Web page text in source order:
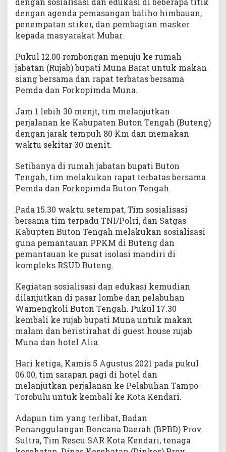
dengan agenda pemasangan baliho himbauan,
penempatan stiker, dan pembagian masker
kepada masyarakat Mubar.
Pukul 12.00 rombongan menuju ke rumah
jabatan (Rujab) bupati Muna Barat untuk makan
siang bersama dan rapat terbatas bersama
Pemda dan Forkopimda Muna.
Jam 1 lebih 30 menjt, tim melanjutkan
perjalanan ke Kabupaten Buton Tengah (Buteng)
dengan jarak tempuh 80 Km dan memakan
waktu sekitar 30 menit.
Setibanya di rumah jabatan bupati Buton
Tengah, tim melakukan rapat terbatas bersama
Pemda dan Forkopimda Buton Tengah.
Pada 15.30 waktu setempat, Tim sosialisasi
bersama tim terpadu TNI/Polri, dan Satgas
Kabupten Buton Tengah melakukan sosialisasi
guna pemantauan PPKM di Buteng dan
pemantauan ke pusat isolasi mandiri di
kompleks RSUD Buteng.
Kegiatan sosialisasi dan edukasi kemudian
dilanjutkan di pasar lombe dan pelabuhan
Wamengkoli Buton Tengah. Pukul 17.30
kembali ke rujab bupati Muna untuk makan
malam dan beristirahat di guest house rujab
Muna dan hotel Alia.
Hari ketiga, Kamis 5 Agustus 2021 pada pukul
06.00, tim sarapan pagi di hotel dan
melanjutkan perjalanan ke Pelabuhan Tampo-
Torobulu untuk kembali ke Kota Kendari.
Adapun tim yang terlibat, Badan
Penanggulangan Bencana Daerah (BPBD) Prov.
Sultra, Tim Rescu SAR Kota Kendari, tenaga